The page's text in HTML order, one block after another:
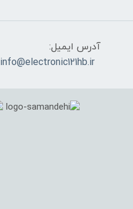
آدرس ایمیل:
info@electronic121hb.ir